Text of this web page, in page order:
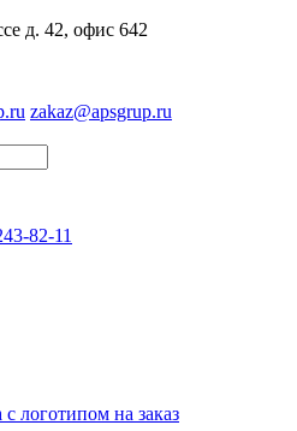
д. 42, офис 642
zakaz@apsgrup.ru
82-11
логотипом на заказ